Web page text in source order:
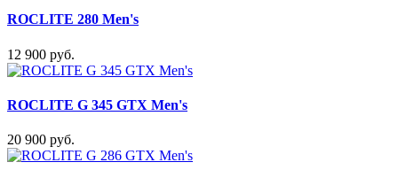
ROCLITE 280 Men's
12 900 руб.
ROCLITE G 345 GTX Men's
20 900 руб.